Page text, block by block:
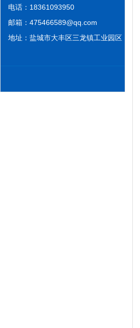
电话：18361093950
邮箱： 475466589@qq.com
地址：盐城市大丰区三龙镇工业园区